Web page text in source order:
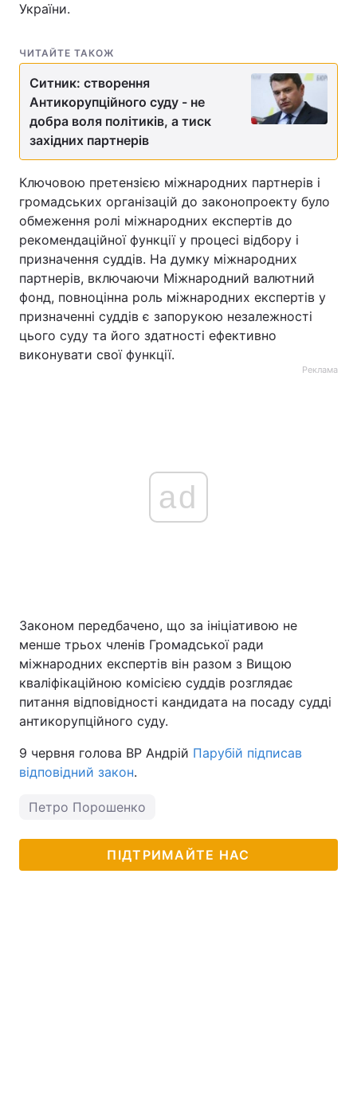
Тема оформлення
України.
ЧИТАЙТЕ ТАКОЖ
Ситник: створення
Антикорупційного суду - не
добра воля політиків, а тиск
західних партнерів
Ключовою претензією міжнародних партнерів і
громадських організацій до законопроекту було
обмеження ролі міжнародних експертів до
рекомендаційної функції у процесі відбору і
призначення суддів. На думку міжнародних
партнерів, включаючи Міжнародний валютний
фонд, повноцінна роль міжнародних експертів у
призначенні суддів є запорукою незалежності
цього суду та його здатності ефективно
виконувати свої функції.
Реклама
ad
Законом передбачено, що за ініціативою не
менше трьох членів Громадської ради
міжнародних експертів він разом з Вищою
кваліфікаційною комісією суддів розглядає
питання відповідності кандидата на посаду судді
антикорупційного суду.
9 червня голова ВР Андрій Парубій підписав
відповідний закон.
Петро Порошенко
ПІДТРИМАЙТЕ НАС